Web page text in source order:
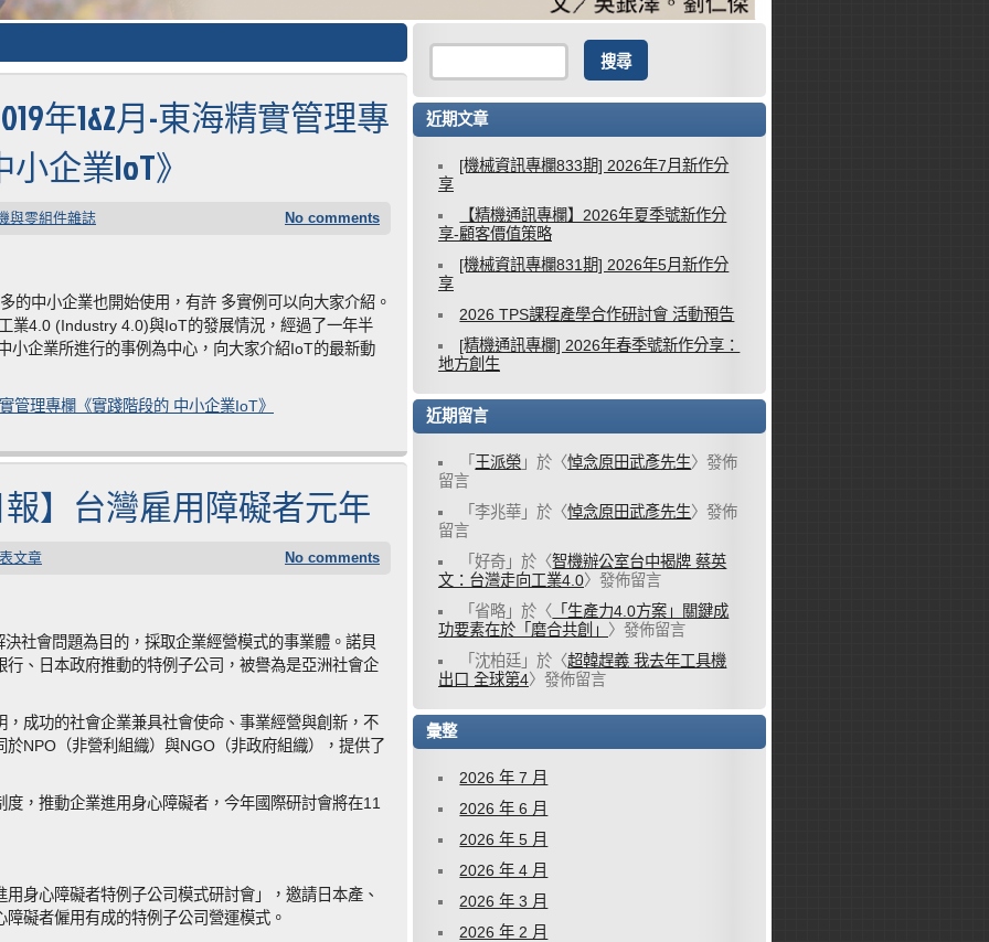
年1&2月-東海精實管理專
企業IoT》
與零組件雜誌 No comments
的中小企業也開始使用，有許 多實例可以向大家介紹。
業4.0 (Industry 4.0)與IoT的發展情況，經過了一年半
小企業所進行的事例為中心，向大家介紹IoT的最新動
管理專欄《實踐階段的 中小企業IoT》
報】台灣雇用障礙者元年
文章 No comments
社會問題為目的，採取企業經營模式的事業體。諾貝
、日本政府推動的特例子公司，被譽為是亞洲社會企
成功的社會企業兼具社會使命、事業經營與創新，不
NPO（非營利組織）與NGO（非政府組織），提供了
，推動企業進用身心障礙者，今年國際研討會將在11
身心障礙者特例子公司模式研討會」，邀請日本產、
礙者僱用有成的特例子公司營運模式。
近期文章
[機械資訊專欄833期] 2026年7月新作分
享
【精機通訊專欄】2026年夏季號新作分
享-顧客價值策略
[機械資訊專欄831期] 2026年5月新作分
享
2026 TPS課程產學合作研討會 活動預告
[精機通訊專欄] 2026年春季號新作分享：
地方創生
近期留言
「 王派榮 」於〈悼念原田武彥先生〉發佈
留言
「李兆華 」於〈悼念原田武彥先生〉發佈
留言
「好奇 」於〈智機辦公室台中揭牌 蔡英
文：台灣走向工業4.0〉發佈留言
「 省略 」於〈 「生產力4.0方案」關鍵成
功要素在於「磨合共創」 〉發佈留言
「 沈柏廷 」於〈超韓趕義 我去年工具機
出口 全球第4〉發佈留言
彙整
2026 年 7 月
2026 年 6 月
2026 年 5 月
2026 年 4 月
2026 年 3 月
2026 年 2 月